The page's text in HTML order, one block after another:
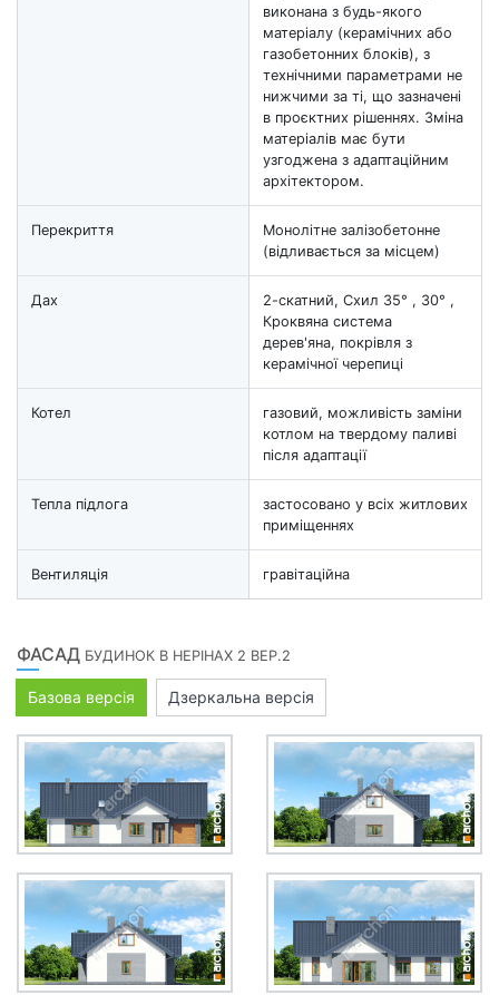
виконана з будь-якого
матеріалу (керамічних або
газобетонних блоків), з
технічними параметрами не
нижчими за ті, що зазначені
в проєктних рішеннях. Зміна
матеріалів має бути
узгоджена з адаптаційним
архітектором.
Перекриття
Монолітне залізобетонне
(відливається за місцем)
Дах
2-скатний, Схил 35° , 30° ,
Кроквяна система
дерев'яна, покрівля з
керамічної черепиці
Котел
газовий, можливість заміни
котлом на твердому паливі
після адаптації
Тепла підлога
застосовано у всіх житлових
приміщеннях
Вентиляція гравітаційна
ФАСАД БУДИНОК В НЕРІНАХ 2 ВЕР.2
Базова версія Дзеркальна версія